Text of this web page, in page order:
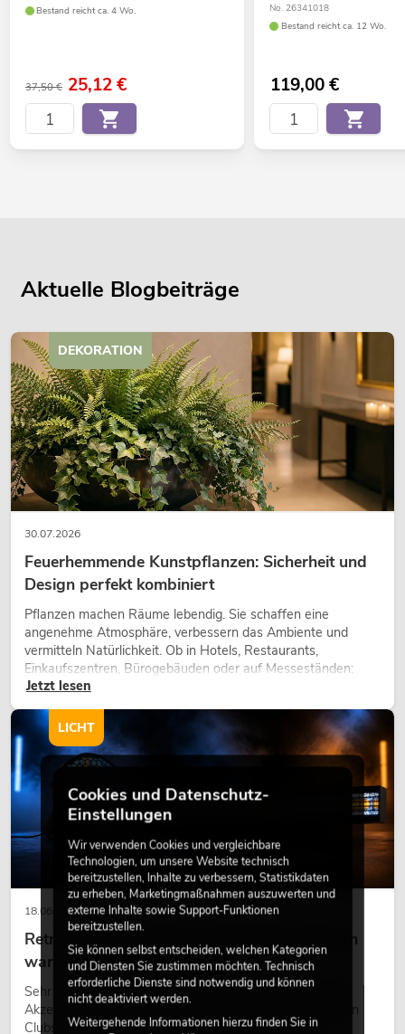
Bestand reicht ca. 4 Wo.
37,50 € 25,12€
No. 26341018
Bestand reicht ca. 12 Wo.
119,00€
Aktuelle Blogbeiträge
30.07.2026
Feuerhemmende Kunstpflanzen: Sicherheit und
Design perfekt kombiniert
Pflanzen machen Räume lebendig. Sie schaffen eine
angenehme Atmosphäre, verbessern das Ambiente und
vermitteln Natürlichkeit. Ob in Hotels, Restaurants,
Einkaufszentren, Bürogebäuden oder auf Messeständen:
eine hochwertige Begrünung gehört heute längst zum
modernen Raumkonzept.
Jetzt lesen
DEKORATION
18.06.2026
Retro-Licht im modernen Lichtdesign: Warum
warmes Licht wieder wirkt
Sehr warmes Licht, sichtbare Leuchtflächen und farbige
Akzente prägen viele aktuelle Lichtdesigns auf Bühnen, in
Clubs und bei Events. Retro-Licht ist dabei kein rein
LICHT
Cookies und Datenschutz-
Einstellungen
Wir verwenden Cookies und vergleichbare
Technologien, um unsere Website technisch
bereitzustellen, Inhalte zu verbessern, Statistikdaten
zu erheben, Marketingmaßnahmen auszuwerten und
externe Inhalte sowie Support-Funktionen
bereitzustellen.
Sie können selbst entscheiden, welchen Kategorien
und Diensten Sie zustimmen möchten. Technisch
erforderliche Dienste sind notwendig und können
nicht deaktiviert werden.
Weitergehende Informationen hierzu finden Sie in